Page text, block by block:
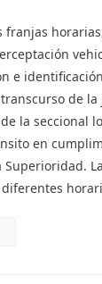
e
de la
la seccional
en